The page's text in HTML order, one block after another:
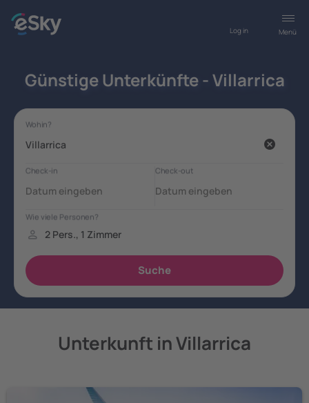
Menü
Log in
Günstige Unterkünfte - Villarrica
Unterkunft in Villarrica